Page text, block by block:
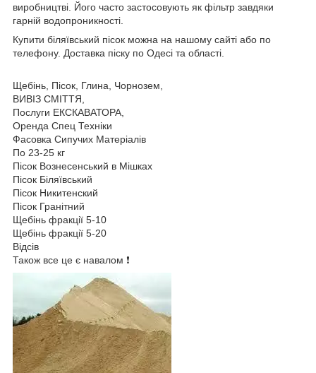
виробництві. Його часто застосовують як фільтр завдяки
гарній водопроникності.
Купити біляївський пісок можна на нашому сайті або по
телефону. Доставка піску по Одесі та області.
Щебінь, Пісок, Глина, Чорнозем,
ВИВІЗ СМІТТЯ,
Послуги ЕКСКАВАТОРА,
Оренда Спец Техніки
Фасовка Сипучих Матеріалів
По 23-25 кг
Пісок Вознесенський в Мішках
Пісок Біляївський
Пісок Никитенский
Пісок Гранітний
Щебінь фракції 5-10
Щебінь фракції 5-20
Відсів
Також все це є навалом ❗